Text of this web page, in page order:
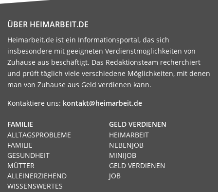
ÜBER HEIMARBEIT.DE
Heimarbeit.de ist ein Informationsportal, das sich
insbesondere mit geeigneten Verdienstmöglichkeiten von
Zuhause aus beschäftigt. Das Redaktionsteam recherchiert
und prüft täglich viele verschiedene Möglichkeiten, mit denen
man von Zuhause aus Geld verdienen kann.
Kontaktiere uns: kontakt@heimarbeit.de
GELD VERDIENEN
HEIMARBEIT
NEBENJOB
MINIJOB
GELD VERDIENEN
JOB
FAMILIE
ALLTAGSPROBLEME
FAMILIE
GESUNDHEIT
MÜTTER
ALLEINERZIEHEND
WISSENSWERTES